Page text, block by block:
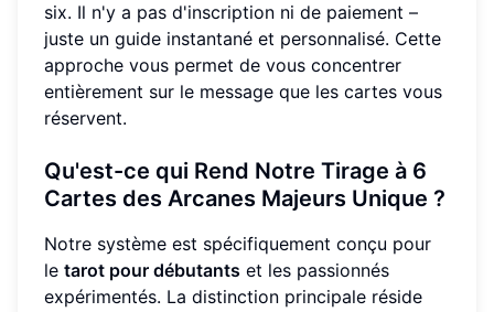
six. Il n'y a pas d'inscription ni de paiement –
juste un guide instantané et personnalisé. Cette
approche vous permet de vous concentrer
entièrement sur le message que les cartes vous
réservent.
Qu'est-ce qui Rend Notre Tirage à 6
Cartes des Arcanes Majeurs Unique ?
Notre système est spécifiquement conçu pour
le tarot pour débutants et les passionnés
expérimentés. La distinction principale réside